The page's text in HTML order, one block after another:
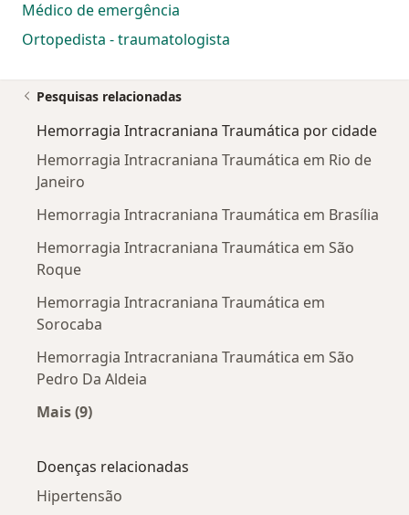
Médico de emergência
Ortopedista - traumatologista
Pesquisas relacionadas
Hemorragia Intracraniana Traumática por cidade
Hemorragia Intracraniana Traumática em Rio de
Janeiro
Hemorragia Intracraniana Traumática em Brasília
Hemorragia Intracraniana Traumática em São
Roque
Hemorragia Intracraniana Traumática em
Sorocaba
Hemorragia Intracraniana Traumática em São
Pedro Da Aldeia
Mais (9)
Doenças relacionadas
Hipertensão